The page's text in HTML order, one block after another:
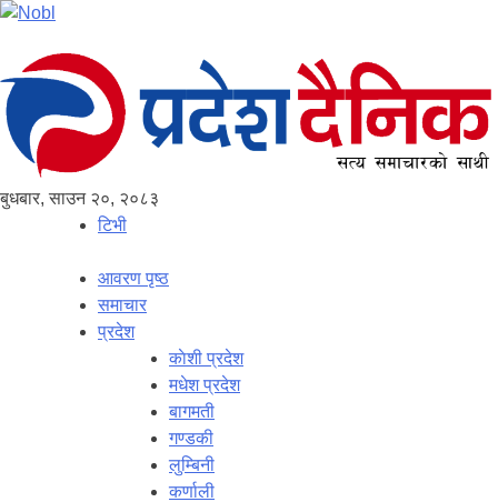
बुधबार, साउन २०, २०८३
टिभी
आवरण पृष्‍ठ
समाचार
प्रदेश
काेशी प्रदेश
मधेश प्रदेश
बागमती
गण्डकी
लुम्बिनी
कर्णाली